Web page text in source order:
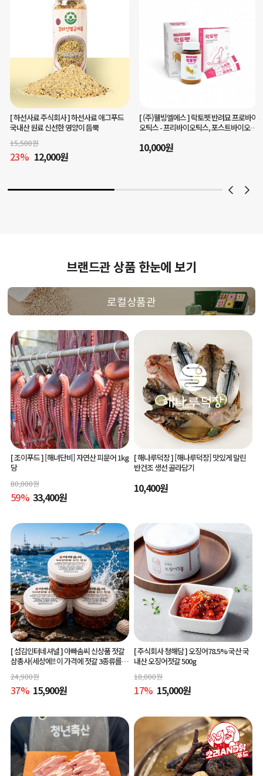
[ (주)웰빙엘에스 ]락토펫 반려묘 프로바이
오틱스 - 프리바이오틱스, 포스트바이오틱
10,000원
[ 맘마미아 ]헬로플라그아이케어40g(3개
월분)눈건강 구강케어를 한번에
45,000원
브랜드관 상품 한눈에 보기
로컬상품관
[ 조이푸드 ][해녀단비] 자연산 피문어 1kg
당
80,000원
59% 33,400원
[ 해나루덕장 ][해나루덕장] 맛있게 말린
반건조 생선 골라담기
10,400원
[ 섬김인터네셔널 ]아빠솜씨 신상품 젓갈
삼총사(세상에!! 이 가격에 젓갈 3종류를?)
24,900원
37% 15,900원
[ 주식회사 청해담 ]오징어78.5% 국산 국
내산 오징어젓갈 500g
18,000원
17% 15,000원